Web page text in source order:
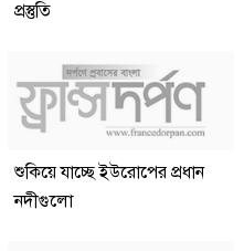
প্রস্তুতি
শুকিয়ে যাচ্ছে ইউরোপের প্রধান
নদীগুলো